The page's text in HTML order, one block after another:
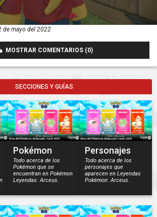
de mayo del 2022
MOSTRAR COMENTARIOS (0)
SECCIONES Y GUÍAS
Pokémon
Todo acerca de los
Pokémon que se
encuentran en Pokémon
Leyendas: Arceus.
Personajes
Todo acerca de los
personajes que
aparecen en Leyendas
Pokémon: Arceus.